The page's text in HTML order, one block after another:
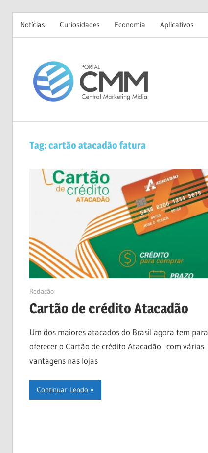
Notícias Curiosidades Economia Aplicativos
content
Tag:cartão atacadão fatura
23/02/2019
Redação
Cartão de crédito Atacadão
Um dos maiores atacados do Brasil agora tem para
oferecer o Cartão de crédito Atacadão com várias
vantagens nas lojas
Continuar Lendo